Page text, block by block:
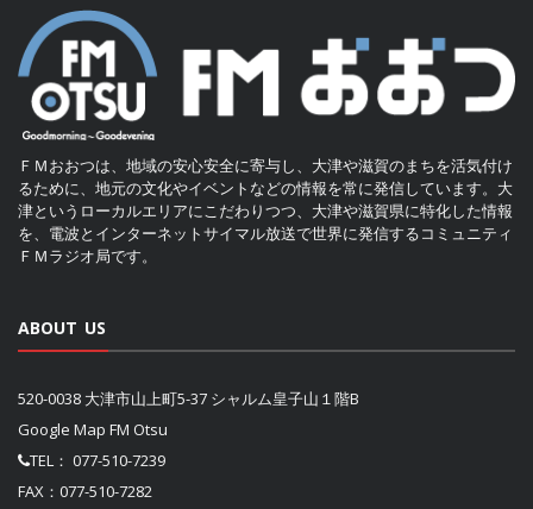
ＦＭおおつは、地域の安心安全に寄与し、大津や滋賀のまちを活気付け
るために、地元の文化やイベントなどの情報を常に発信しています。大
津というローカルエリアにこだわりつつ、大津や滋賀県に特化した情報
を、電波とインターネットサイマル放送で世界に発信するコミュニティ
ＦＭラジオ局です。
ABOUT US
520-0038 大津市山上町5-37 シャルム皇子山１階B
Google Map FM Otsu
TEL： 077-510-7239
FAX：077-510-7282